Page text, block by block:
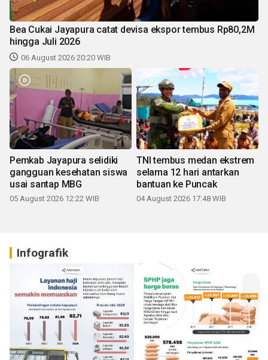
Bea Cukai Jayapura catat devisa ekspor tembus Rp80,2M
hingga Juli 2026
06 August 2026 20:20 WIB
Pemkab Jayapura selidiki
gangguan kesehatan siswa
usai santap MBG
05 August 2026 12:22 WIB
TNI tembus medan ekstrem
selama 12 hari antarkan
bantuan ke Puncak
04 August 2026 17:48 WIB
Infografik